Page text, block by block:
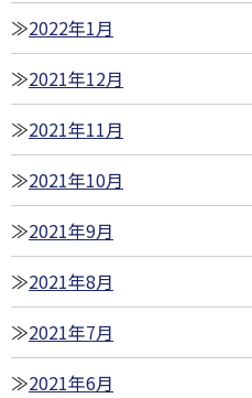
2022年1月
2021年12月
2021年11月
2021年10月
2021年9月
2021年8月
2021年7月
2021年6月